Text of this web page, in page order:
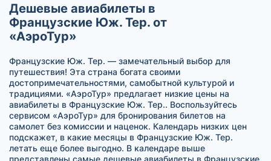
Дешевые авиабилеты в
Французские Юж. Тер. от
«АэроТур»
Французские Юж. Тер. — замечательный выбор для
путешествия! Эта страна богата своими
достопримечательностями, самобытной культурой и
традициями. «АэроТур» предлагает низкие цены на
авиабилеты в Французские Юж. Тер.. Воспользуйтесь
сервисом «АэроТур» для бронирования билетов на
самолет без комиссии и наценок. Календарь низких цен
подскажет, в какие месяцы в Французские Юж. Тер.
летать еще более выгодно. В календаре выше
представлены самые дешевые авиабилеты в Французские